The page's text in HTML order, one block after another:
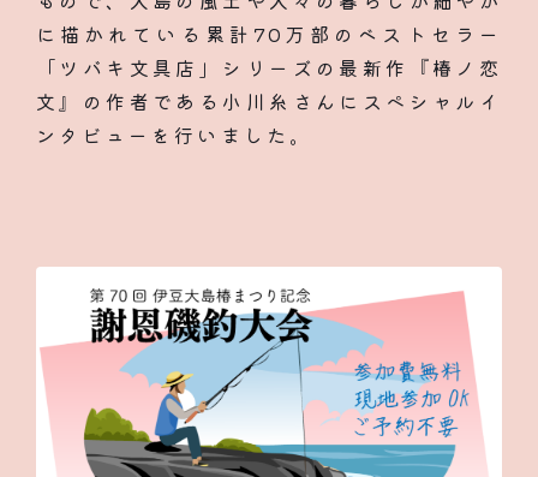
に描かれている累計70万部のベストセラー
「ツバキ文具店」シリーズの最新作『椿ノ恋
文』の作者である小川糸さんにスペシャルイ
ンタビューを行いました。